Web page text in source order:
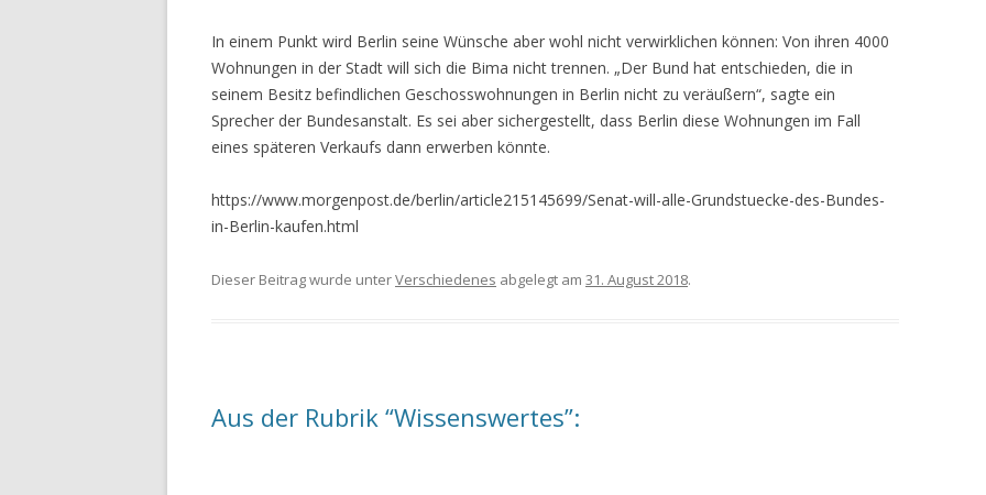
In einem Punkt wird Berlin seine Wünsche aber wohl nicht verwirklichen können: Von ihren 4000
Wohnungen in der Stadt will sich die Bima nicht trennen. „Der Bund hat entschieden, die in
seinem Besitz befindlichen Geschosswohnungen in Berlin nicht zu veräußern“, sagte ein
Sprecher der Bundesanstalt. Es sei aber sichergestellt, dass Berlin diese Wohnungen im Fall
eines späteren Verkaufs dann erwerben könnte.
https://www.morgenpost.de/berlin/article215145699/Senat-will-alle-Grundstuecke-des-Bundes-
in-Berlin-kaufen.html
Dieser Beitrag wurde unterVerschiedenes abgelegt am 31. August 2018.
Aus der Rubrik “Wissenswertes”: